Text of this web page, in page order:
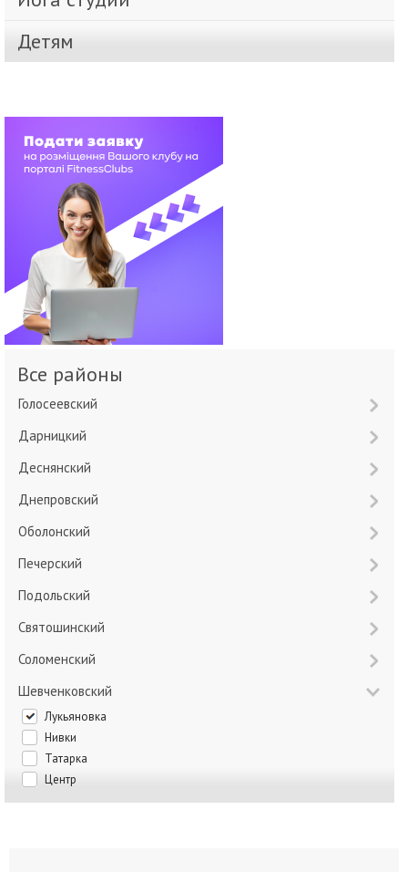
Детям
Все районы
Голосеевский
Дарницкий
Деснянский
Днепровский
Оболонский
Печерский
Подольский
Святошинский
Соломенский
Шевченковский
Лукьяновка
Нивки
Татарка
Центр